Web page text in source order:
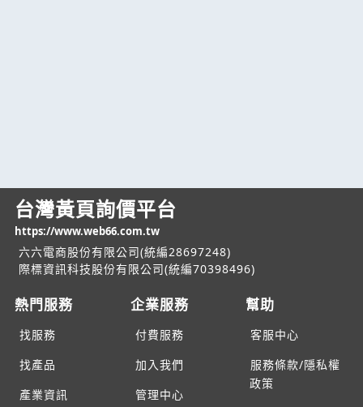
台灣黃頁詢價平台
https://www.web66.com.tw
六六電商股份有限公司(統編28697248)
際標資訊科技股份有限公司(統編70398496)
熱門服務
找服務
找產品
產業資訊
企業服務
付費服務
加入我們
管理中心
幫助
客服中心
服務條款/隱私權
政策